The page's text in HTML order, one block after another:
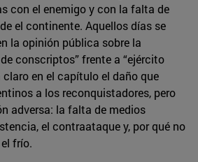
con el enemigo y con la falta de
el continente. Aquellos días se
la opinión pública sobre la
conscriptos” frente a “ejército
claro en el capítulo el daño que
a los reconquistadores, pero
adversa: la falta de medios
el contraataque y, por qué no
frío.